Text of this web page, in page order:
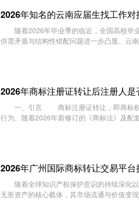
2026年知名的云南应届生找工作
随着2026年毕业季的临近，全国高校毕
供需矛盾与结构性错配问题进一步凸显。云
2026年商标注册证转让后注册人
一、引言 商标注册证转让，即商标权
行为。随着2026年新修订的《商标法》及配
2026年广州国际商标转让交易平台
随着全球知识产权保护意识的持续深化以
无形资产的核心载体，其市场流通与价值变